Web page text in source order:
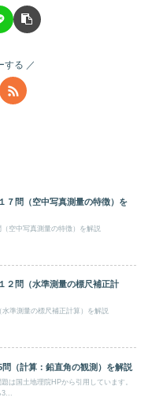
する
問（空中写真測量の特徴）を
空中写真測量の特徴）を解説
問（水準測量の標尺補正計
準測量の標尺補正計算）を解説
（計算：鉛直角の観測）を解説
は国土地理院HPから引用しています。